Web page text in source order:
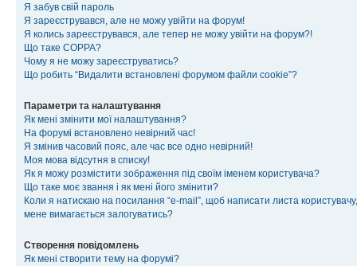
Я забув свій пароль
Я зареєструвався, але не можу увійти на форум!
Я колись зареєструвався, але тепер не можу увійти на форум?!
Що таке COPPA?
Чому я не можу зареєструватись?
Що робить “Видалити встановлені форумом файли cookie”?
Параметри та налаштування
Як мені змінити мої налаштування?
На форумі встановлено невірний час!
Я змінив часовий пояс, але час все одно невірний!
Моя мова відсутня в списку!
Як я можу розмістити зображення під своїм іменем користувача?
Що таке моє звання і як мені його змінити?
Коли я натискаю на посилання “e-mail”, щоб написати листа користувачу,
мене вимагається залогуватись?
Створення повідомлень
Як мені створити тему на форумі?